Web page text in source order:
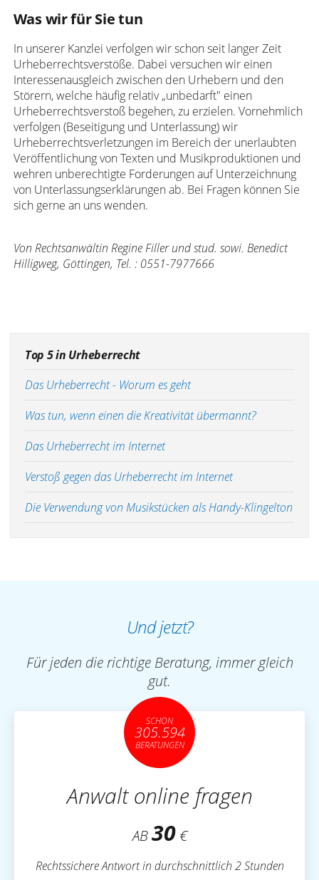
Was wir für Sie tun
In unserer Kanzlei verfolgen wir schon seit langer Zeit
Urheberrechtsverstöße. Dabei versuchen wir einen
Interessenausgleich zwischen den Urhebern und den
Störern, welche häufig relativ „unbedarft" einen
Urheberrechtsverstoß begehen, zu erzielen. Vornehmlich
verfolgen (Beseitigung und Unterlassung) wir
Urheberrechtsverletzungen im Bereich der unerlaubten
Veröffentlichung von Texten und Musikproduktionen und
wehren unberechtigte Forderungen auf Unterzeichnung
von Unterlassungserklärungen ab. Bei Fragen können Sie
sich gerne an uns wenden.
Von Rechtsanwältin Regine Filler und stud. sowi. Benedict
Hilligweg, Göttingen, Tel. : 0551-7977666
Top 5 in Urheberrecht
Das Urheberrecht - Worum es geht
Was tun, wenn einen die Kreativität übermannt?
Das Urheberrecht im Internet
Verstoß gegen das Urheberrecht im Internet
Die Verwendung von Musikstücken als Handy-Klingelton
Und jetzt?
Für jeden die richtige Beratung, immer gleich
gut.
SCHON
305.594
BERATUNGEN
Anwalt online fragen
AB 30 €
Rechtssichere Antwort in durchschnittlich 2 Stunden